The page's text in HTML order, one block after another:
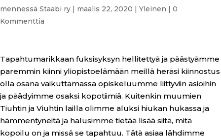
mennessä Staabi ry | maalis 22, 2020 | Yleinen | 0
Kommenttia
Tapahtumarikkaan fuksisyksyn hellitettyä ja päästyämme
paremmin kiinni yliopistoelämään meillä heräsi kiinnostus
olla osana vaikuttamassa opiskeluumme liittyviin asioihin
ja päädyimme osaksi kopotiimiä. Kuitenkin muumien
Tiuhtin ja Viuhtin lailla olimme aluksi hiukan hukassa ja
hämmentyneitä ja halusimme tietää lisää siitä, mitä
kopoilu on ja missä se tapahtuu. Tätä asiaa lähdimme